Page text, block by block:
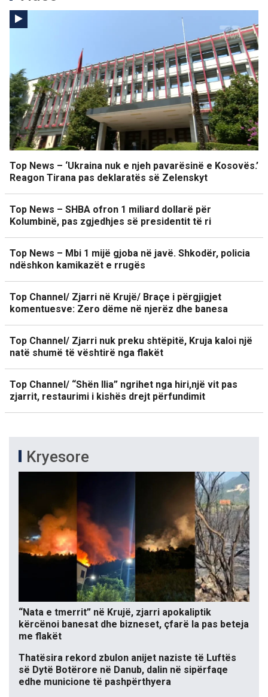
Top News – ‘Ukraina nuk e njeh pavarësinë e Kosovës.’
Reagon Tirana pas deklaratës së Zelenskyt
Top News – SHBA ofron 1 miliard dollarë për
Kolumbinë, pas zgjedhjes së presidentit të ri
Top News – Mbi 1 mijë gjoba në javë. Shkodër, policia
ndëshkon kamikazët e rrugës
Top Channel/ Zjarri në Krujë/ Braçe i përgjigjet
komentuesve: Zero dëme në njerëz dhe banesa
Top Channel/ Zjarri nuk preku shtëpitë, Kruja kaloi një
natë shumë të vështirë nga flakët
Top Channel/ “Shën Ilia” ngrihet nga hiri,një vit pas
zjarrit, restaurimi i kishës drejt përfundimit
Kryesore
“Nata e tmerrit” në Krujë, zjarri apokaliptik
kërcënoi banesat dhe bizneset, çfarë la pas beteja
me flakët
Thatësira rekord zbulon anijet naziste të Luftës
së Dytë Botërore në Danub, dalin në sipërfaqe
edhe municione të pashpërthyera